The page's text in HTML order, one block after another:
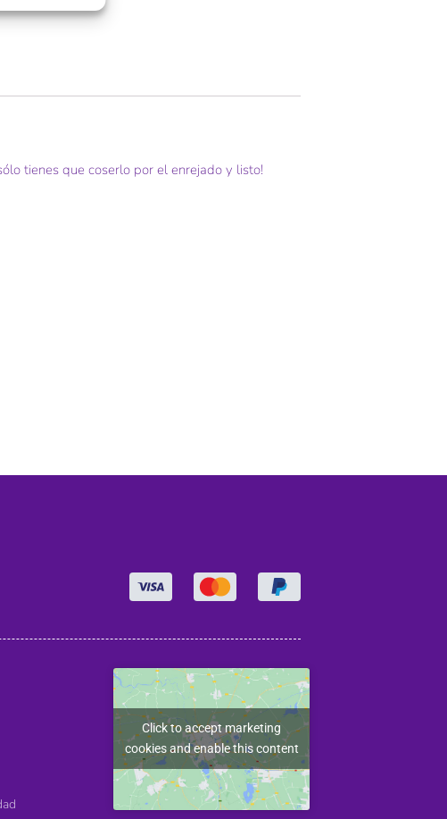
tienes que coserlo por el enrejado y listo!
Click to accept marketing
cookies and enable this content